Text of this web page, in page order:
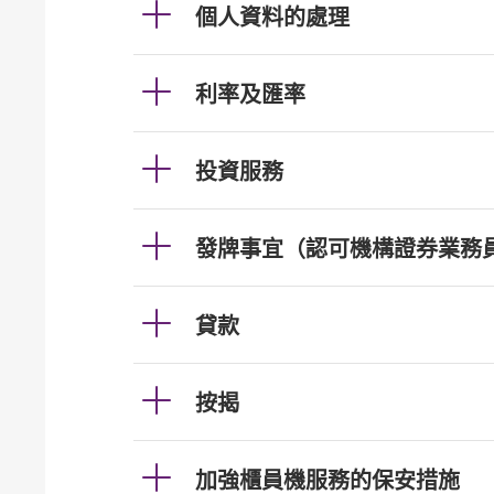
個人資料的處理
利率及匯率
投資服務
發牌事宜（認可機構證券業務
貸款
按揭
加強櫃員機服務的保安措施